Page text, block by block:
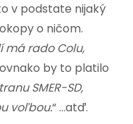
v podstate nijaký
o ničom.
má rado Colu,
by to platilo
SMER-SD,
voľbou.“ …atď.